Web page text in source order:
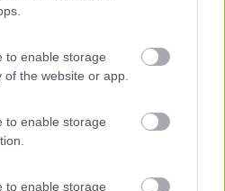
to enable storage
the website or app.
to enable storage
to enable storage